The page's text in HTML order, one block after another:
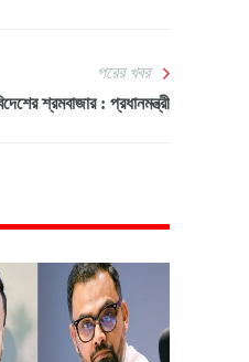
পরের খবর
শ্রমবাজার : প্রধানমন্ত্রী